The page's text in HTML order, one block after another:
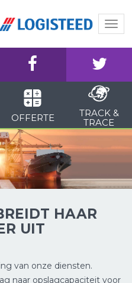
OFFERTE
TRACK &
TRACE
HAAR
UIT
van onze diensten.
naar opslagcapaciteit voor